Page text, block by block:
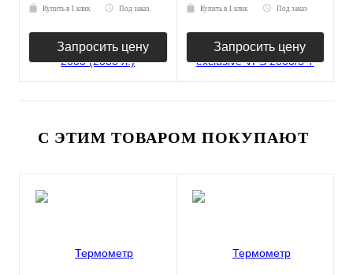
Купить в 1 клик Под заказ
Запросить цену
Купить в 1 клик Под заказ
Запросить цену
С ЭТИМ ТОВАРОМ ПОКУПАЮТ